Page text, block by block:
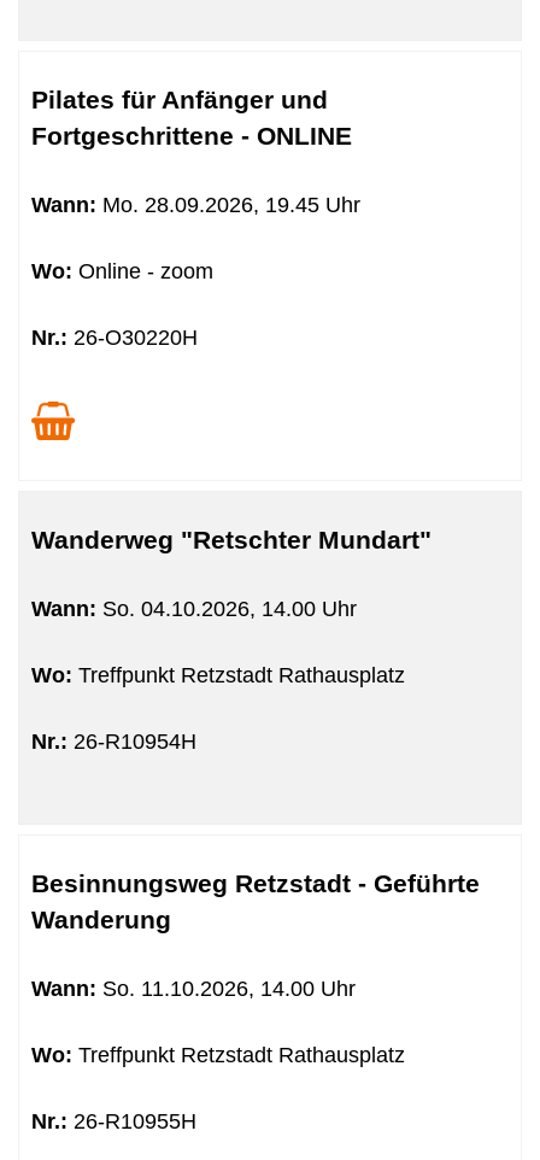
Pilates für Anfänger und
Fortgeschrittene - ONLINE
Wann: Mo. 28.09.2026, 19.45 Uhr
Wo: Online - zoom
Nr.: 26-O30220H
Wanderweg "Retschter Mundart"
Wann: So. 04.10.2026, 14.00 Uhr
Wo: Treffpunkt Retzstadt Rathausplatz
Nr.: 26-R10954H
Besinnungsweg Retzstadt - Geführte
Wanderung
Wann: So. 11.10.2026, 14.00 Uhr
Wo: Treffpunkt Retzstadt Rathausplatz
Nr.: 26-R10955H